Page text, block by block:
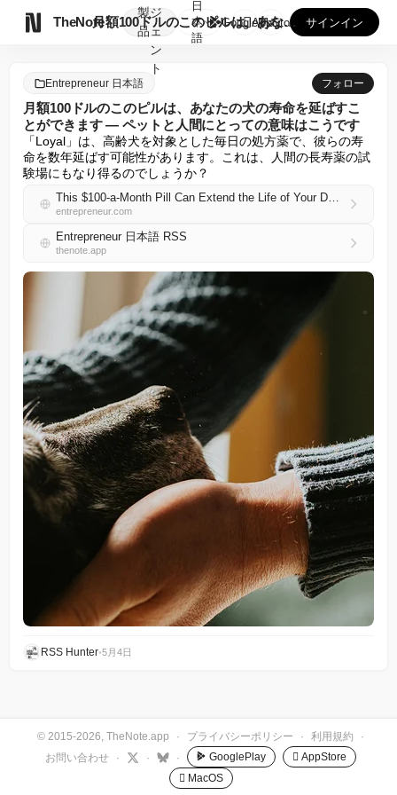
TheNote
製
品
ジ
ェ
ン
ト
月額100ドルのこのピルは、あなたの犬の寿命を延ばすことがで...
日
本
語
GooglePlay
AppStore サインイン
Entrepreneur 日本語 フォロー
月額100ドルのこのピルは、あなたの犬の寿命を延ばすこ
とができます — ペットと人間にとっての意味はこうです
「Loyal」は、高齢犬を対象とした毎日の処方薬で、彼らの寿
命を数年延ばす可能性があります。これは、人間の長寿薬の試
験場にもなり得るのでしょうか？
This $100-a-Month Pill Can Extend the Life of Your Dog — Here’s What It Means for Pets and Humans
entrepreneur.com
Entrepreneur 日本語 RSS
thenote.app
RSS Hunter•5月4日
© 2015-2026, TheNote.app · プライバシーポリシー · 利用規約
·
お問い合わせ
· · · GooglePlay
 AppStore
 MacOS